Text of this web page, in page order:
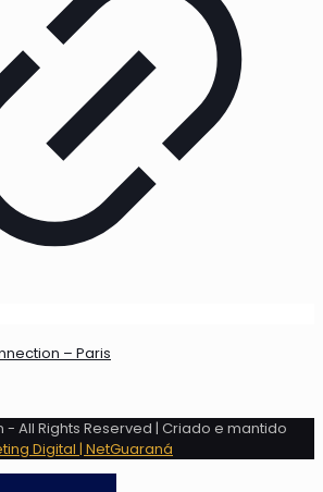
– Paris
All Rights Reserved | Criado e mantido
Digital | NetGuaraná